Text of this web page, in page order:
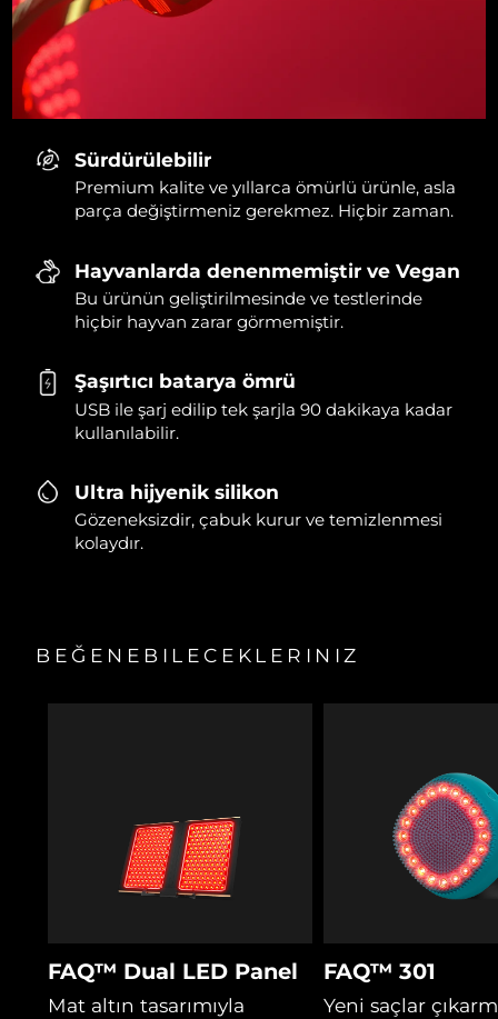
Sürdürülebilir
Premium kalite ve yıllarca ömürlü ürünle, asla
parça değiştirmeniz gerekmez. Hiçbir zaman.
Hayvanlarda denenmemiştir ve Vegan
Bu ürünün geliştirilmesinde ve testlerinde
hiçbir hayvan zarar görmemiştir.
Şaşırtıcı batarya ömrü
USB ile şarj edilip tek şarjla 90 dakikaya kadar
kullanılabilir.
Ultra hijyenik silikon
Gözeneksizdir, çabuk kurur ve temizlenmesi
kolaydır.
BEĞENEBILECEKLERINIZ
FAQ™ Dual LED Panel
Mat altın tasarımıyla
FAQ™ 301
Yeni saçlar